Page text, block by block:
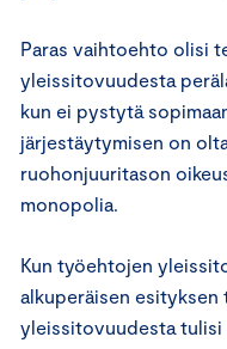
Paras vaihtoehto olisi
yleissitovuudesta
kun ei pystytä
järjestäytymisen on
ruohonjuuritason
monopolia.
Kun työehtojen
alkuperäisen
yleissitovuudesta tulisi